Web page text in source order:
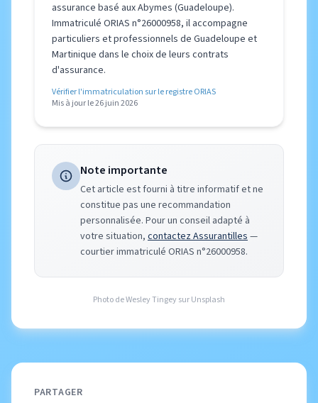
assurance basé aux Abymes (Guadeloupe).
Immatriculé ORIAS n°26000958, il accompagne
particuliers et professionnels de Guadeloupe et
Martinique dans le choix de leurs contrats
d'assurance.
Vérifier l'immatriculation sur le registre ORIAS
Mis à jour le 26 juin 2026
Note importante
Cet article est fourni à titre informatif et ne
constitue pas une recommandation
personnalisée. Pour un conseil adapté à
votre situation, contactez Assurantilles—
courtier immatriculé ORIAS n°26000958.
Photo deWesley TingeysurUnsplash
PARTAGER